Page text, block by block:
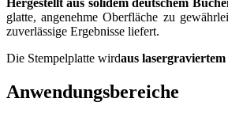
Hergestellt aus solidem deutschem
glatte, angenehme Oberfläche zu
zuverlässige Ergebnisse liefert.
Die Stempelplatte wirdaus
Anwendungsbereiche